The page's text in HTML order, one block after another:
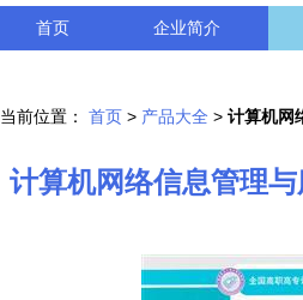
首页 企业简介
当前位置： 首页 > 产品大全 > 计算机网
计算机网络信息管理